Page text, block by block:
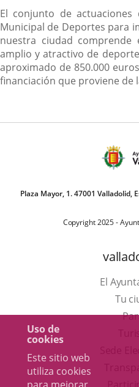
Uso de
cookies
Este sitio web
utiliza cookies
El conjunto de actuaciones
Municipal de Deportes para
nuestra ciudad
amplio y atractivo de
aproximado de 850.000
financiación que proviene de
Plaza Mayor, 1. 47001 Valladolid,
Copyright 2025 -
El
Tu